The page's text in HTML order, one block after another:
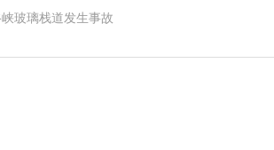
玻璃栈道发生事故